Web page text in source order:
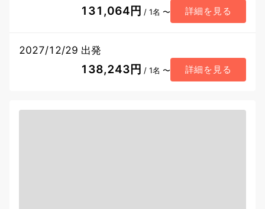
131,064円 / 1名 〜 詳細を見る
2027/12/29 出発
138,243円 / 1名 〜 詳細を見る